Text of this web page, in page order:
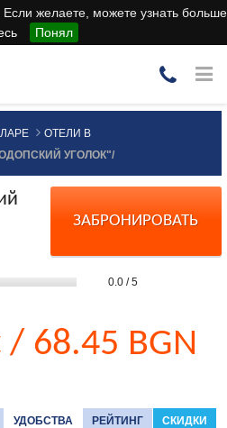
Если желаете, можете узнать больше
Понял
ОТЕЛИ В
УГОЛОК"/
ЗАБРОНИРОВАТЬ
0.0 / 5
/ 68.45 BGN
УДОБСТВА РЕЙТИНГ СКИДКИ